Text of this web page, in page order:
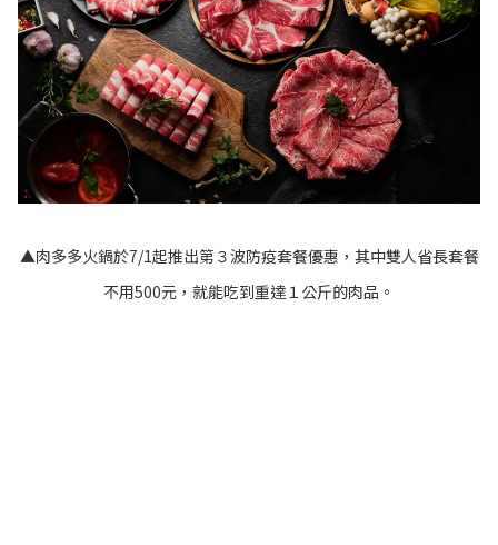
▲肉多多火鍋於7/1起推出第３波防疫套餐優惠，其中雙人省長套餐
不用500元，就能吃到重達１公斤的肉品。